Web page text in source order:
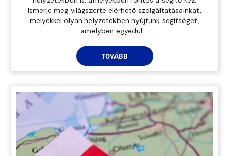
Ismerje meg világszerte elérhető szolgáltatásainkat,
melyekkel olyan helyzetekben nyújtunk segítséget,
amelyben egyedül ...
TOVÁBB